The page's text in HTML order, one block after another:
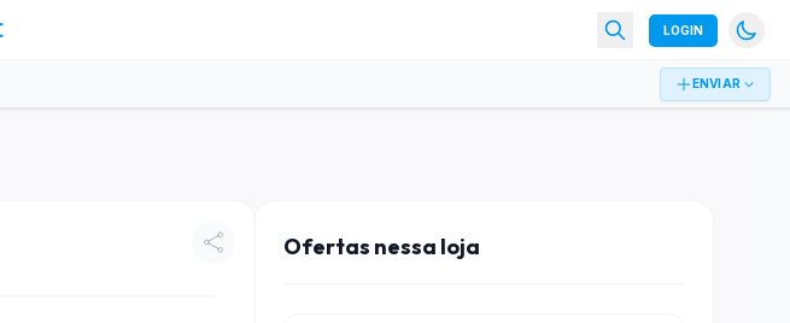
LOGIN
ENVIAR
Ofertas nessa loja